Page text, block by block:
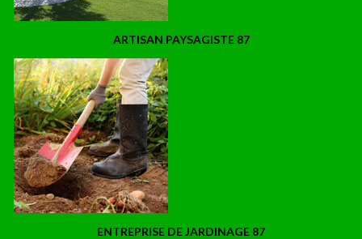
ARTISAN PAYSAGISTE 87
ENTREPRISE DE JARDINAGE 87